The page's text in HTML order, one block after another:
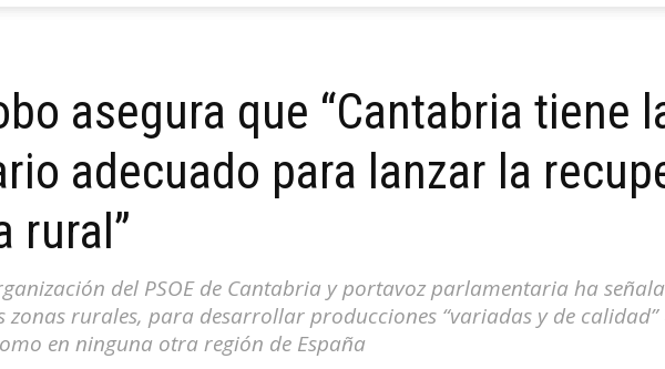
Español
Cantabria
asegura que “Cantabria tiene
adecuado para lanzar la
rural”
del PSOE de Cantabria y portavoz parlamentaria ha
zonas rurales, para desarrollar producciones “variadas y de
en ninguna otra región de España